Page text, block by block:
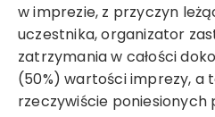
w imprezie, z przyczyn
uczestnika, organizator
zatrzymania w całości
(50%) wartości imprezy, a
rzeczywiście